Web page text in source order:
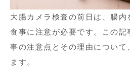
大腸カメラ検査の前日は、腸内
食事に注意が必要です。この記
事の注意点とその理由について
ます。